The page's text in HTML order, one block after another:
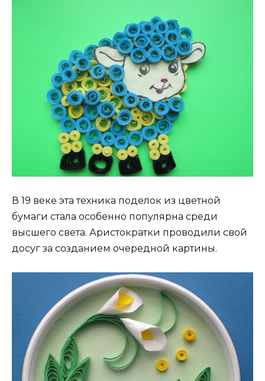
В 19 веке эта техника поделок из цветной
бумаги стала особенно популярна среди
высшего света. Аристократки проводили свой
досуг за созданием очередной картины.